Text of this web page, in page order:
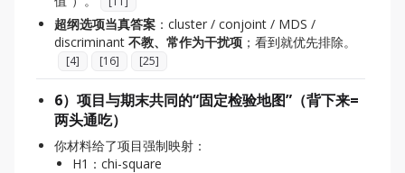
超纲选项当真答案 ：cluster / conjoint / MDS /
discriminant 不教、常作为干扰项 ；看到就优先排除。
[4] [16] [25]
6）项目与期末共同的“固定检验地图”（背下来=
两头通吃）
你材料给了项目强制映射：
H1：chi-square